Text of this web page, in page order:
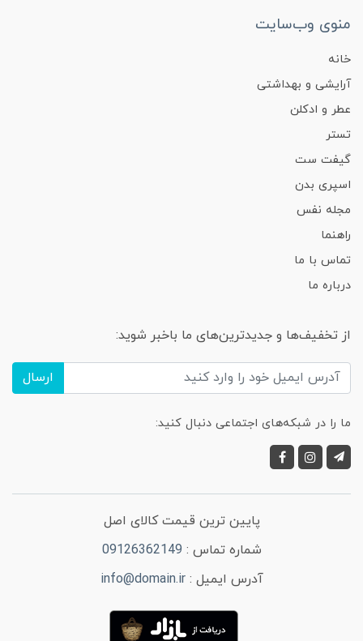
منوی وب‌سایت
خانه
آرایشی و بهداشتی
عطر و ادکلن
تستر
گیفت ست
اسپری بدن
مجله نفس
راهنما
تماس با ما
درباره ما
از تخفیف‌ها و جدیدترین‌های ما باخبر شوید:
ارسال
ما را در شبکه‌های اجتماعی دنبال کنید:
پایین ترین قیمت کالای اصل
شماره تماس : 09126362149
آدرس ایمیل :info@domain.ir